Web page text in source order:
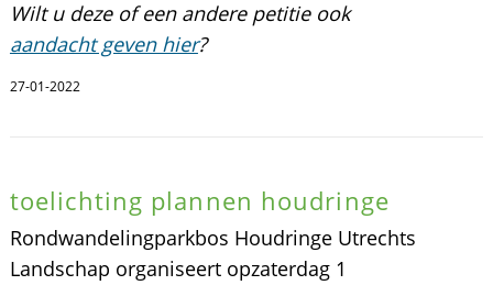
Wilt u deze of een andere petitie ook
aandacht geven hier?
27-01-2022
toelichting plannen houdringe
Rondwandelingparkbos Houdringe Utrechts
Landschap organiseert opzaterdag 1